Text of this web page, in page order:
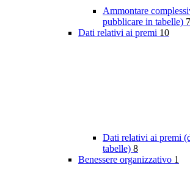
Ammontare
pubblicare in tabelle) 7
Dati relativi ai premi 10
Dati relativi ai premi
tabelle) 8
Benessere organizzativo 1